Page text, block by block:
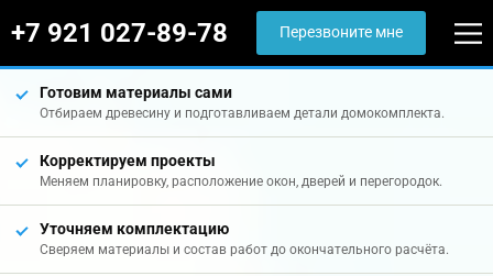
+7 921 027-89-78 Перезвоните мне
Готовим материалы сами
Отбираем древесину и подготавливаем детали домокомплекта.
Корректируем проекты
Меняем планировку, расположение окон, дверей и перегородок.
Уточняем комплектацию
Сверяем материалы и состав работ до окончательного расчёта.